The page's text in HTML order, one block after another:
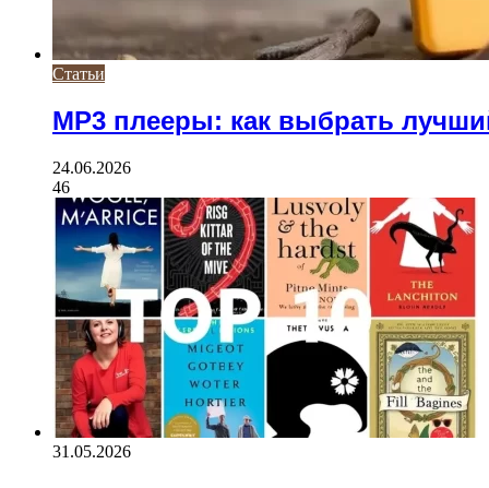
Статьи
MP3 плееры: как выбрать
24.06.2026
46
31.05.2026